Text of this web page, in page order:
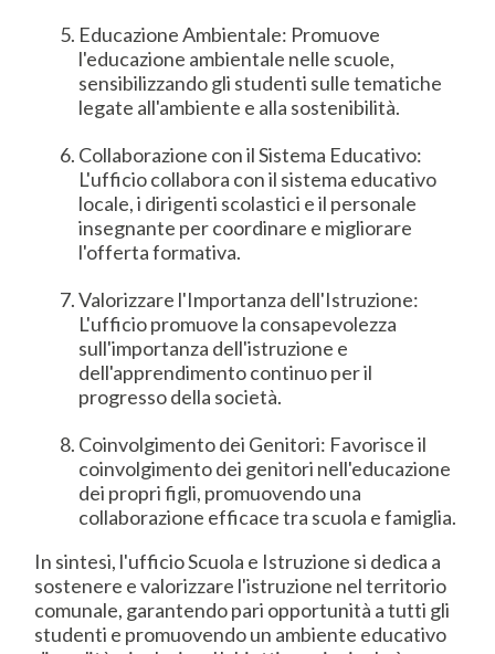
Educazione Ambientale: Promuove
l'educazione ambientale nelle scuole,
sensibilizzando gli studenti sulle tematiche
legate all'ambiente e alla sostenibilità.
Collaborazione con il Sistema Educativo:
L'ufficio collabora con il sistema educativo
locale, i dirigenti scolastici e il personale
insegnante per coordinare e migliorare
l'offerta formativa.
Valorizzare l'Importanza dell'Istruzione:
L'ufficio promuove la consapevolezza
sull'importanza dell'istruzione e
dell'apprendimento continuo per il
progresso della società.
Coinvolgimento dei Genitori: Favorisce il
coinvolgimento dei genitori nell'educazione
dei propri figli, promuovendo una
collaborazione efficace tra scuola e famiglia.
In sintesi, l'ufficio Scuola e Istruzione si dedica a
sostenere e valorizzare l'istruzione nel territorio
comunale, garantendo pari opportunità a tutti gli
studenti e promuovendo un ambiente educativo